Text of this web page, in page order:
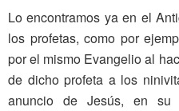
Lo encontramos ya en el
los profetas, como por
por el mismo Evangelio al
de dicho profeta a los
anuncio de Jesús, en su